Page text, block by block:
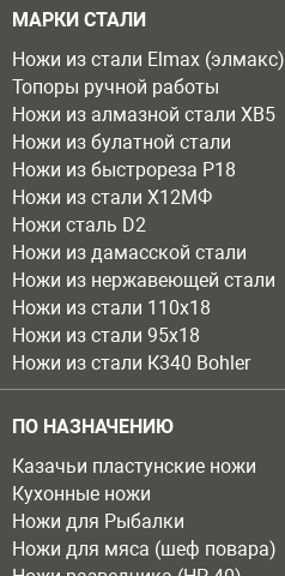
МАРКИ СТАЛИ
Ножи из стали Elmax (элмакс)
Топоры ручной работы
Ножи из алмазной стали ХВ5
Ножи из булатной стали
Ножи из быстрореза Р18
Ножи из стали Х12МФ
Ножи сталь D2
Ножи из дамасской стали
Ножи из нержавеющей стали
Ножи из стали 110х18
Ножи из стали 95х18
Ножи из стали К340 Bohler
ПО НАЗНАЧЕНИЮ
Казачьи пластунские ножи
Кухонные ножи
Ножи для Рыбалки
Ножи для мяса (шеф повара)